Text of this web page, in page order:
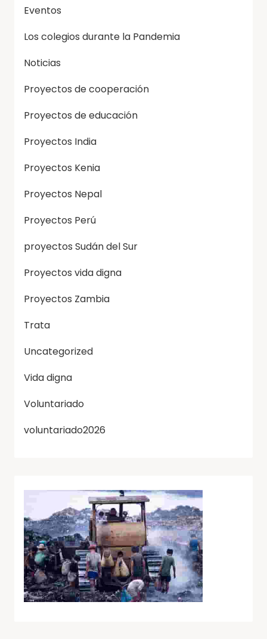
Eventos
Los colegios durante la Pandemia
Noticias
Proyectos de cooperación
Proyectos de educación
Proyectos India
Proyectos Kenia
Proyectos Nepal
Proyectos Perú
proyectos Sudán del Sur
Proyectos vida digna
Proyectos Zambia
Trata
Uncategorized
Vida digna
Voluntariado
voluntariado2026